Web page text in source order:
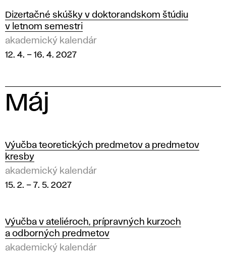
Dizertačné skúšky v doktorandskom štúdiu
v letnom semestri
akademický kalendár
12. 4. – 16. 4. 2027
Máj
0
2
7
Výučba teoretických predmetov a predmetov
kresby
akademický kalendár
15. 2. – 7. 5. 2027
Výučba v ateliéroch, prípravných kurzoch
a odborných predmetov
akademický kalendár